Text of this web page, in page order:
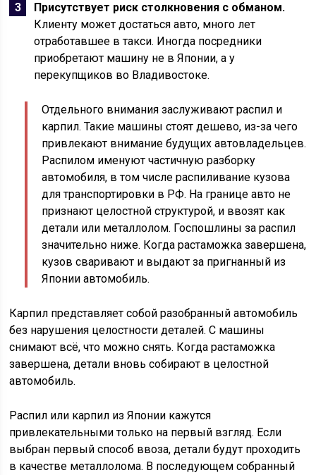
Присутствует риск столкновения с обманом.
Клиенту может достаться авто, много лет
отработавшее в такси. Иногда посредники
приобретают машину не в Японии, а у
перекупщиков во Владивостоке.
Отдельного внимания заслуживают распил и
карпил. Такие машины стоят дешево, из-за чего
привлекают внимание будущих автовладельцев.
Распилом именуют частичную разборку
автомобиля, в том числе распиливание кузова
для транспортировки в РФ. На границе авто не
признают целостной структурой, и ввозят как
детали или металлолом. Госпошлины за распил
значительно ниже. Когда растаможка завершена,
кузов сваривают и выдают за пригнанный из
Японии автомобиль.
Карпил представляет собой разобранный автомобиль
без нарушения целостности деталей. С машины
снимают всё, что можно снять. Когда растаможка
завершена, детали вновь собирают в целостной
автомобиль.
Распил или карпил из Японии кажутся
привлекательными только на первый взгляд. Если
выбран первый способ ввоза, детали будут проходить
в качестве металлолома. В последующем собранный